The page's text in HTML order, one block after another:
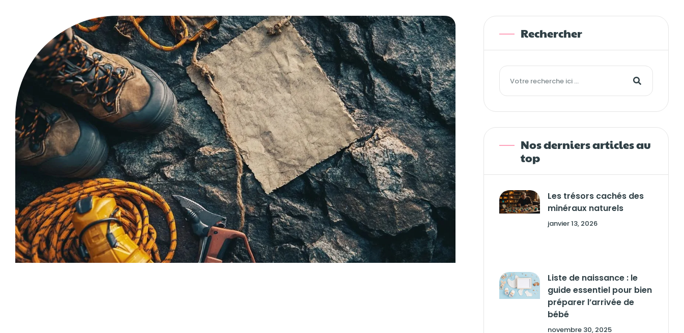
Rechercher
Nos derniers articles au
top
Les trésors cachés des
minéraux naturels
janvier 13, 2026
Liste de naissance : le
guide essentiel pour bien
préparer l’arrivée de
bébé
novembre 30, 2025